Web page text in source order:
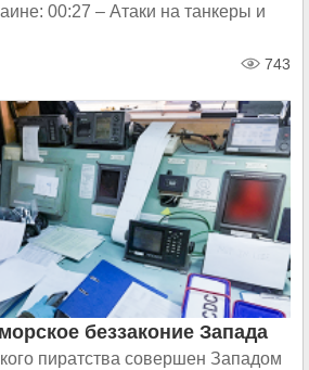
00:27 – Атаки на танкеры и
743
беззаконие Запада
пиратства совершен Западом